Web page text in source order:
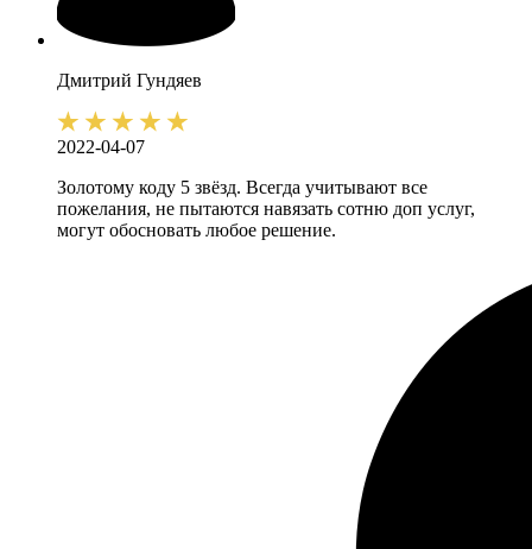
Дмитрий Гундяев
2022-04-07
Золотому коду 5 звёзд. Всегда учитывают все
пожелания, не пытаются навязать сотню доп услуг,
могут обосновать любое решение.